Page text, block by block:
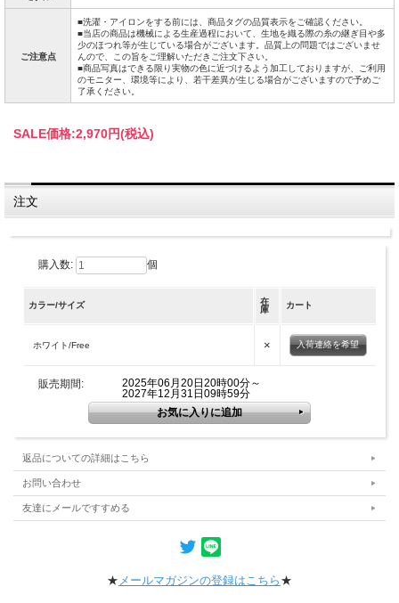
ご注意点
■洗濯・アイロンをする前には、商品タグの品質表示をご確認ください。
■当店の商品は機械による生産過程において、生地を織る際の糸の継ぎ目や多
少のほつれ等が生じている場合がございます。品質上の問題ではございませ
んので、この旨をご理解いただきご注文下さい。
■商品写真はできる限り実物の色に近づけるよう加工しておりますが、ご利用
のモニター、環境等により、若干差異が生じる場合がございますので予めご
了承ください。
SALE価格:2,970円(税込)
注文
購入数: 個
カラー/サイズ
在
庫
カート
ホワイト/Free × 入荷連絡を希望
販売期間:
2025年06月20日20時00分～
2027年12月31日09時59分
返品についての詳細はこちら
お問い合わせ
友達にメールですすめる
★ メールマガジンの登録はこちら ★